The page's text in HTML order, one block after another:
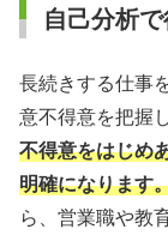
自己分析
長続きする仕事
意不得意を把握
不得意をはじめ
明確になります
ら、営業職や教